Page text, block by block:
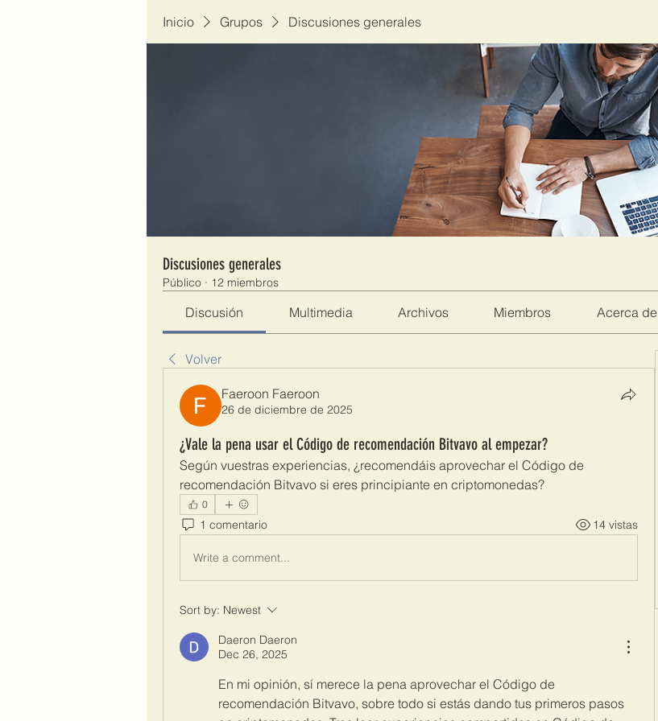
Inicio Grupos Discusiones generales
Discusiones generales
Público · 12 miembros
Discusión Multimedia Archivos Miembros Acerca de
Volver
Faeroon Faeroon
26 de diciembre de 2025
¿Vale la pena usar el Código de recomendación Bitvavo al empezar?
Según vuestras experiencias, ¿recomendáis aprovechar el Código de
recomendación Bitvavo si eres principiante en criptomonedas?
0
1 comentario 14 vistas
Write a comment...
Sort by: Newest
Daeron Daeron
Dec 26, 2025
En mi opinión, sí merece la pena aprovechar el Código de
recomendación Bitvavo, sobre todo si estás dando tus primeros pasos